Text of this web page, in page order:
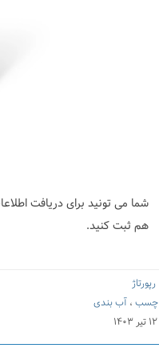
شما می تونید برای دریافت
هم ثبت کنید.
رپورتاژ
چسب ، آب بندی
۱۲ تیر ۱۴۰۳